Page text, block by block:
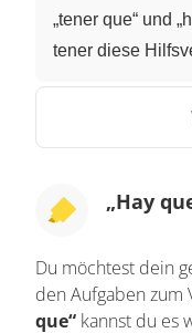
„tener que“ und
tener diese
so schwierig wie
nun die
Bedeutung: „Hay
notwendig,
Vergleich zu
einen
„Hay
Du möchtest dein
den Aufgaben zum
que“ kannst du es